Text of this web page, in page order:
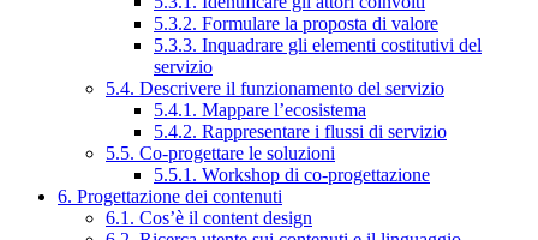
5.3.2. Formulare la proposta di valore
5.3.3. Inquadrare gli elementi costitutivi del
servizio
5.4. Descrivere il funzionamento del servizio
5.4.1. Mappare l’ecosistema
5.4.2. Rappresentare i flussi di servizio
5.5. Co-progettare le soluzioni
5.5.1. Workshop di co-progettazione
6. Progettazione dei contenuti
6.1. Cos’è il content design